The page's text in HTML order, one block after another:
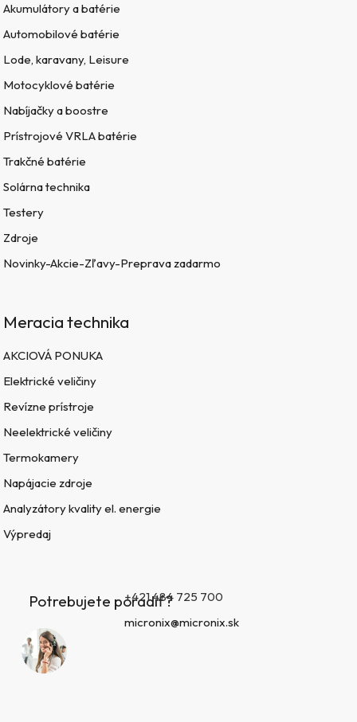
Akumulátory a batérie
Automobilové batérie
Lode, karavany, Leisure
Motocyklové batérie
Nabíjačky a boostre
Prístrojové VRLA batérie
Trakčné batérie
Solárna technika
Testery
Zdroje
Novinky-Akcie-Zľavy-Preprava zadarmo
Meracia technika
AKCIOVÁ PONUKA
Elektrické veličiny
Revízne prístroje
Neelektrické veličiny
Termokamery
Napájacie zdroje
Analyzátory kvality el. energie
Výpredaj
Potrebujete poradiť?+421 484 725 700
micronix@micronix.sk